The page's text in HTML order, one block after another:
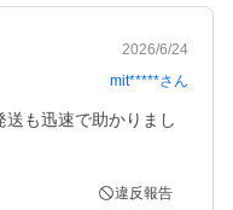
2026/6/24
mit*****さん
も迅速で助かりまし
違反報告